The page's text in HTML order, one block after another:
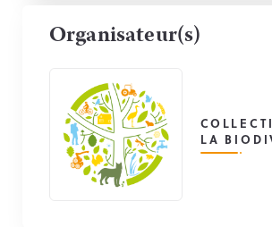
Organisateur(s)
LA